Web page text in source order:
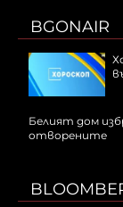
BGONAIR
Белият дом
отворените